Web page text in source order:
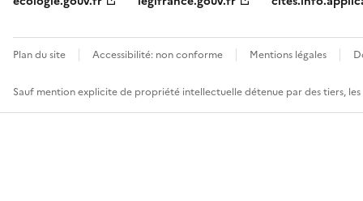
Plan du site Accessibilité: non conforme Mentions légales
Sauf mention explicite de propriété intellectuelle détenue par des tiers,